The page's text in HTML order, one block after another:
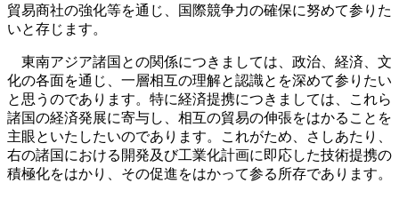
貿易商社の強化等を通じ、国際競争力の確保に努めて参りた
いと存じます。
東南アジア諸国との関係につきましては、政治、経済、文
化の各面を通じ、一層相互の理解と認識とを深めて参りたい
と思うのであります。特に経済提携につきましては、これら
諸国の経済発展に寄与し、相互の貿易の伸張をはかることを
主眼といたしたいのであります。これがため、さしあたり、
右の諸国における開発及び工業化計画に即応した技術提携の
積極化をはかり、その促進をはかって参る所存であります。